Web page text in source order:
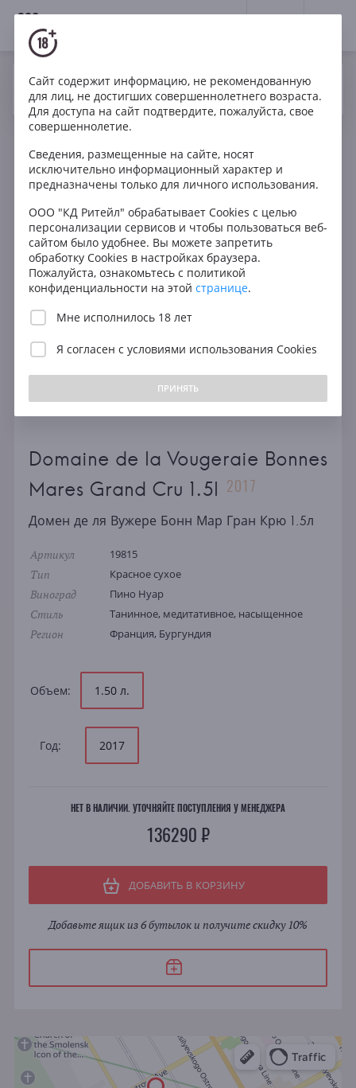
18+
Ваш город Москва ? Да
Вино Красное Сухое
Франция
Domaine de la Vougeraie Bonnes Mares Grand Cru 1.5l
Domaine de la Vougeraie Bonnes
Mares Grand Cru 1.5l 2017
Домен де ля Вужере Бонн Мар Гран Крю 1.5л
Артикул 19815
Тип Красное сухое
Виноград Пино Нуар
Стиль Танинное, медитативное, насыщенное
Регион Франция, Бургундия
Объем: 1.50 л.
Год: 2017
НЕТ В НАЛИЧИИ. УТОЧНЯЙТЕ ПОСТУПЛЕНИЯ У МЕНЕДЖЕРА
136290 ₽
ДОБАВИТЬ В КОРЗИНУ
Добавьте ящик из 6 бутылок и получите скидку 10%
Сайт содержит информацию, не рекомендованную
для лиц, не достигших совершеннолетнего возраста.
Для доступа на сайт подтвердите, пожалуйста, свое
совершеннолетие.
Сведения, размещенные на сайте, носят
исключительно информационный характер и
предназначены только для личного использования.
ООО "КД Ритейл" обрабатывает Cookies с целью
персонализации сервисов и чтобы пользоваться веб-
сайтом было удобнее. Вы можете запретить
обработку Cookies в настройках браузера.
Пожалуйста, ознакомьтесь с политикой
конфиденциальности на этой странице.
Мне исполнилось 18 лет
Я согласен с условиями использования Cookies
ПРИНЯТЬ